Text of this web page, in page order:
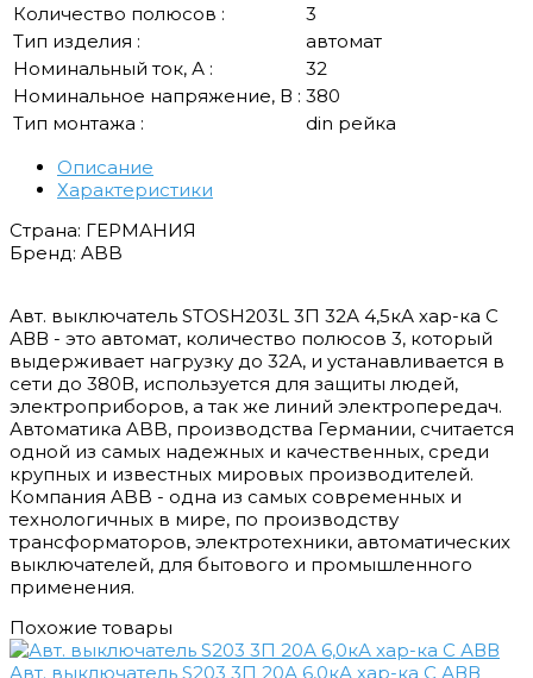
Количество полюсов :
3
Тип изделия :
автомат
Номинальный ток, А :
32
Номинальное напряжение, В : 380
Тип монтажа :
din рейка
Описание
Характеристики
Страна: ГЕРМАНИЯ
Бренд: ABB
Авт. выключатель STOSH203L 3П 32А 4,5кА хар-ка С
АВВ - это автомат, количество полюсов 3, который
выдерживает нагрузку до 32А, и устанавливается в
сети до 380В, используется для защиты людей,
электроприборов, а так же линий электропередач.
Автоматика ABB, производства Германии, считается
одной из самых надежных и качественных, среди
крупных и известных мировых производителей.
Компания ABB - одна из самых современных и
технологичных в мире, по производству
трансформаторов, электротехники, автоматических
выключателей, для бытового и промышленного
применения.
Похожие товары
Авт. выключатель S203 3П 20А 6,0кА хар-ка С АВВ